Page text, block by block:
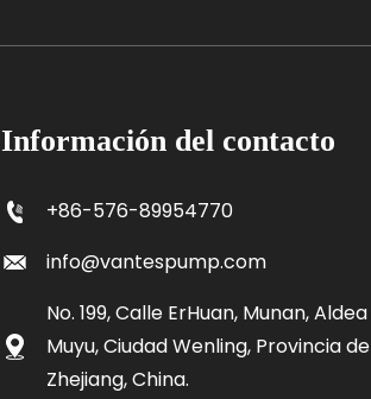
Información del contacto
+86-576-89954770
info@vantespump.com
No. 199, Calle ErHuan, Munan, Aldea
Muyu, Ciudad Wenling, Provincia de
Zhejiang, China.